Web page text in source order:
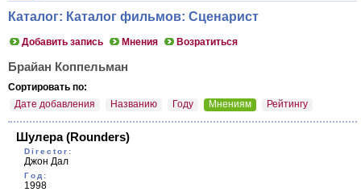
Каталог: Каталог фильмов: Сценарист
Добавить запись Мнения Возратиться
Брайан Коппельман
Сортировать по:
Дате добавления
Названию Году Мнениям Рейтингу
Шулера(Rounders)
Director:
Джон Дал
Год:
1998